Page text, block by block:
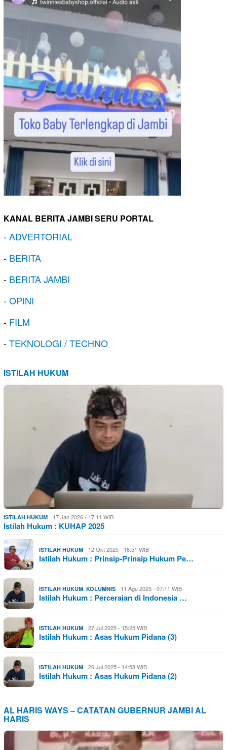
KANAL BERITA JAMBI SERU PORTAL
-ADVERTORIAL
- BERITA
- BERITA JAMBI
-OPINI
- FILM
-TEKNOLOGI / TECHNO
ISTILAH HUKUM
ISTILAH HUKUM 17 Jan 2026 - 17:11 WIB
Istilah Hukum : KUHAP 2025
ISTILAH HUKUM 12 Okt 2025 - 16:51 WIB
Istilah Hukum : Prinsip-Prinsip Hukum Pe…
ISTILAH HUKUM, KOLUMNIS 11 Agu 2025 - 07:11 WIB
Istilah Hukum : Perceraian di Indonesia …
ISTILAH HUKUM 27 Jul 2025 - 15:25 WIB
Istilah Hukum : Asas Hukum Pidana (3)
ISTILAH HUKUM 26 Jul 2025 - 14:58 WIB
Istilah Hukum : Asas Hukum Pidana (2)
AL HARIS WAYS – CATATAN GUBERNUR JAMBI AL
HARIS